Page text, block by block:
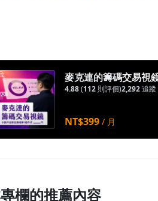
麥克連的籌碼交易視
4.88(112 則評價)2,292追蹤
NT$399 / 月
欄的推薦內容